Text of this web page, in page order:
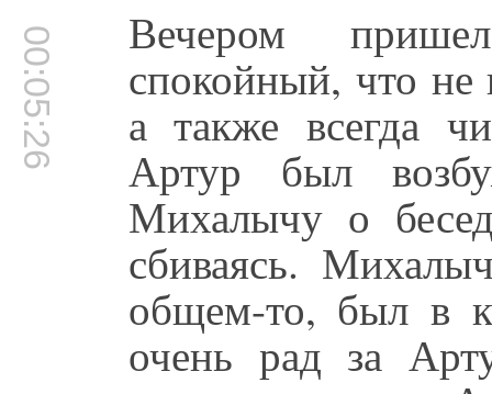
00:05:26 Вечером
спокойный, что не
а также всегда
Артур был
Михалычу о
сбиваясь.
общем-то, был в
очень рад за